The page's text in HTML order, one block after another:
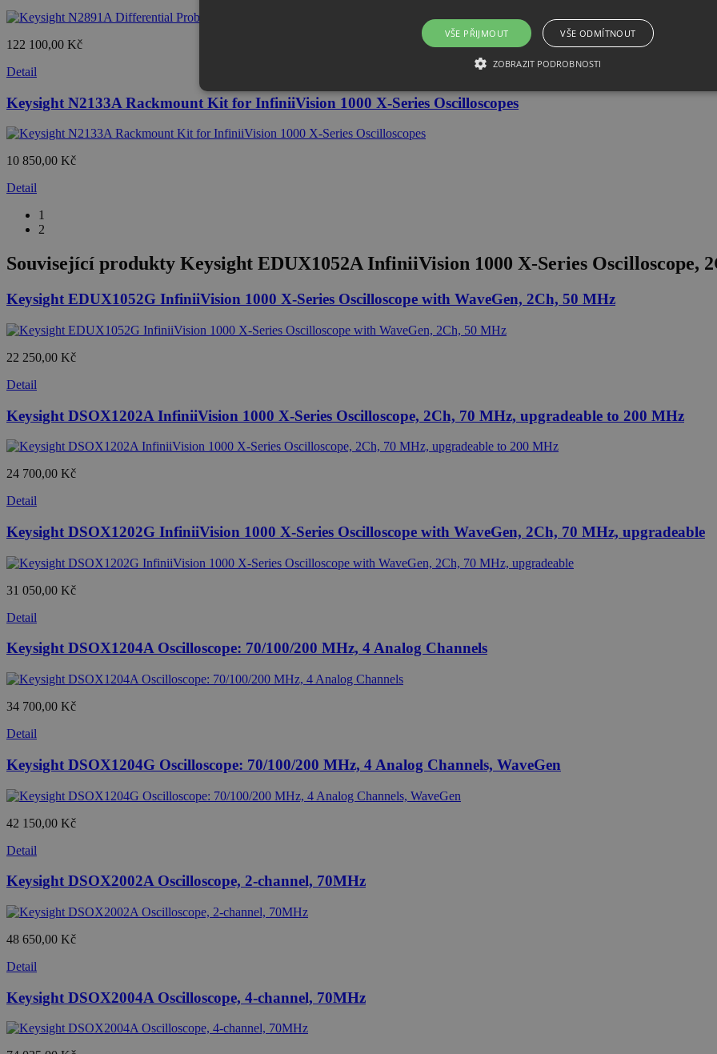
122 100,00 Kč
Detail
Keysight N2133A Rackmount Kit for InfiniiVision 1000 X-Series Oscilloscopes
10 850,00 Kč
Detail
1
2
Související produkty Keysight EDUX1052A InfiniiVision 1000 X-Series Oscilloscope,
Keysight EDUX1052G InfiniiVision 1000 X-Series Oscilloscope with WaveGen, 2Ch, 50 MHz
22 250,00 Kč
Detail
Keysight DSOX1202A InfiniiVision 1000 X-Series Oscilloscope, 2Ch, 70 MHz, upgradeable to 200 MHz
24 700,00 Kč
Detail
Keysight DSOX1202G InfiniiVision 1000 X-Series Oscilloscope with WaveGen, 2Ch, 70 MHz, upgradeable
31 050,00 Kč
Detail
Keysight DSOX1204A Oscilloscope: 70/100/200 MHz, 4 Analog Channels
34 700,00 Kč
Detail
Keysight DSOX1204G Oscilloscope: 70/100/200 MHz, 4 Analog Channels, WaveGen
42 150,00 Kč
Detail
Keysight DSOX2002A Oscilloscope, 2-channel, 70MHz
48 650,00 Kč
Detail
Keysight DSOX2004A Oscilloscope, 4-channel, 70MHz
VŠE PŘIJMOUT VŠE ODMÍTNOUT
ZOBRAZIT PODROBNOSTI